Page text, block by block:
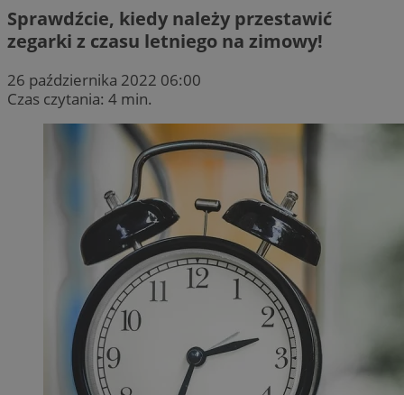
Sprawdźcie, kiedy należy przestawić
zegarki z czasu letniego na zimowy!
26 października 2022 06:00
Czas czytania: 4 min.